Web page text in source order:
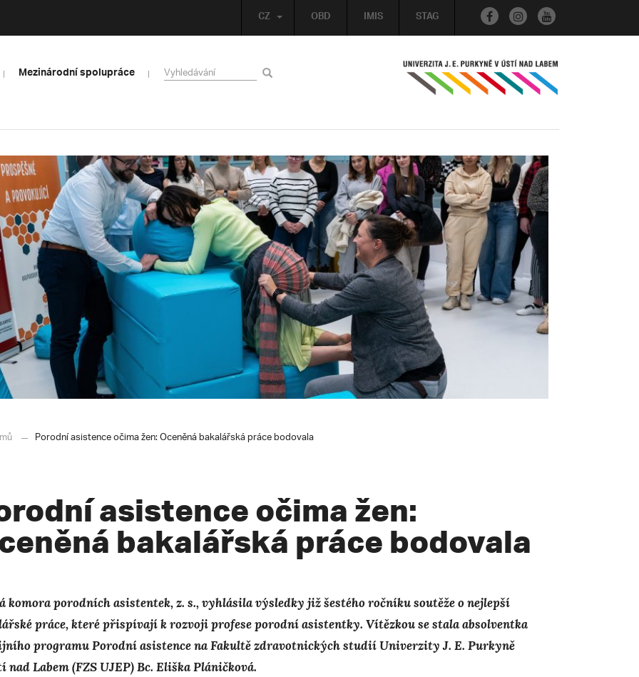
OBD IMIS STAG
CZ
Mezinárodní spolupráce
Porodní asistence očima žen: Oceněná bakalářská práce bodovala
asistence očima žen:
bakalářská práce bodovala
komora porodních asistentek, z. s., vyhlásila výsledky již šestého ročníku soutěže o nejlepší
práce, které přispívají k rozvoji profese porodní asistentky. Vítězkou se stala absolventka
programu Porodní asistence na Fakultě zdravotnických studií Univerzity J. E. Purkyně
nad Labem (FZS UJEP) Bc. Eliška Pláničková.